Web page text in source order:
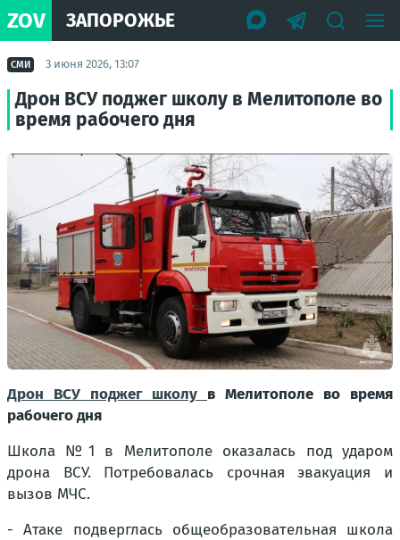
ZOV ЗАПОРОЖЬЕ
СМИ 3 июня 2026, 13:07
Дрон ВСУ поджег школу в Мелитополе во
время рабочего дня
Дрон ВСУ поджег школу в Мелитополе во время
рабочего дня
Школа №1 в Мелитополе оказалась под ударом
дрона ВСУ. Потребовалась срочная эвакуация и
вызов МЧС.
- Атаке подверглась общеобразовательная школа